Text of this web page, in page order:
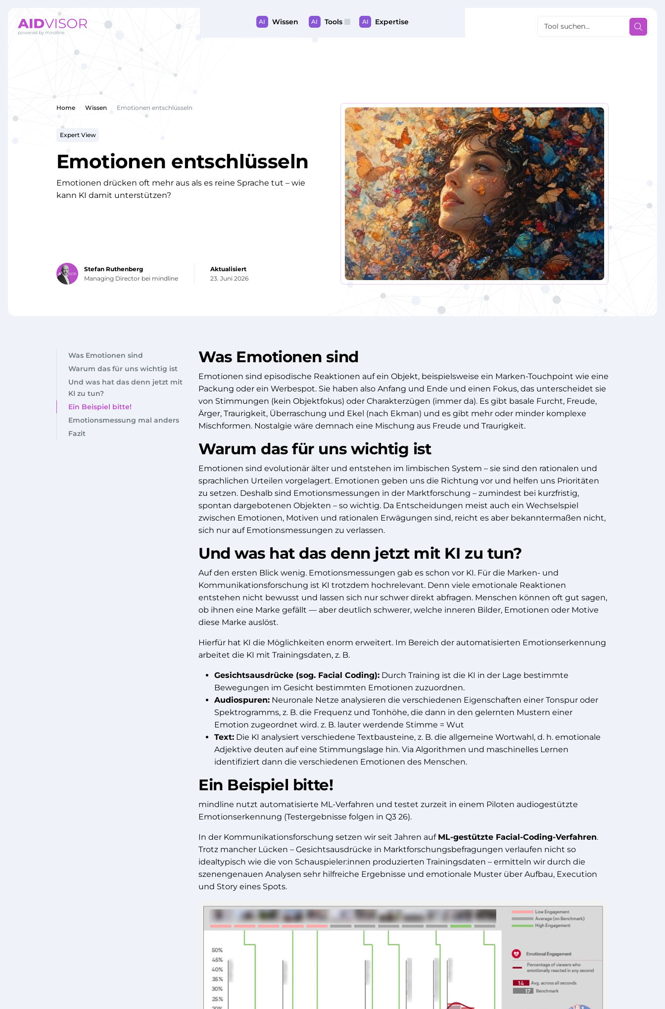
AI Wissen AI Tools AI Expertise
Home Wissen Emotionen entschlüsseln
Expert View
Emotionen entschlüsseln
Emotionen drücken oft mehr aus als es reine Sprache tut – wie
kann KI damit unterstützen?
Stefan Ruthenberg
Managing Director bei mindline
Aktualisiert
23. Juni 2026
Was Emotionen sind
Warum das für uns wichtig ist
Und was hat das denn jetzt mit
KI zu tun?
Ein Beispiel bitte!
Emotionsmessung mal anders
Fazit
Was Emotionen sind
Emotionen sind episodische Reaktionen auf ein Objekt, beispielsweise ein Marken-Touchpoint wie eine
Packung oder ein Werbespot. Sie haben also Anfang und Ende und einen Fokus, das unterscheidet sie
von Stimmungen (kein Objektfokus) oder Charakterzügen (immer da). Es gibt basale Furcht, Freude,
Ärger, Traurigkeit, Überraschung und Ekel (nach Ekman) und es gibt mehr oder minder komplexe
Mischformen. Nostalgie wäre demnach eine Mischung aus Freude und Traurigkeit.
Warum das für uns wichtig ist
Emotionen sind evolutionär älter und entstehen im limbischen System – sie sind den rationalen und
sprachlichen Urteilen vorgelagert. Emotionen geben uns die Richtung vor und helfen uns Prioritäten
zu setzen. Deshalb sind Emotionsmessungen in der Marktforschung – zumindest bei kurzfristig,
spontan dargebotenen Objekten – so wichtig. Da Entscheidungen meist auch ein Wechselspiel
zwischen Emotionen, Motiven und rationalen Erwägungen sind, reicht es aber bekanntermaßen nicht,
sich nur auf Emotionsmessungen zu verlassen.
Und was hat das denn jetzt mit KI zu tun?
Auf den ersten Blick wenig. Emotionsmessungen gab es schon vor KI. Für die Marken- und
Kommunikationsforschung ist KI trotzdem hochrelevant. Denn viele emotionale Reaktionen
entstehen nicht bewusst und lassen sich nur schwer direkt abfragen. Menschen können oft gut sagen,
ob ihnen eine Marke gefällt — aber deutlich schwerer, welche inneren Bilder, Emotionen oder Motive
diese Marke auslöst.
Hierfür hat KI die Möglichkeiten enorm erweitert. Im Bereich der automatisierten Emotionserkennung
arbeitet die KI mit Trainingsdaten, z. B.
Gesichtsausdrücke (sog. Facial Coding): Durch Training ist die KI in der Lage bestimmte
Bewegungen im Gesicht bestimmten Emotionen zuzuordnen.
Audiospuren: Neuronale Netze analysieren die verschiedenen Eigenschaften einer Tonspur oder
Spektrogramms, z. B. die Frequenz und Tonhöhe, die dann in den gelernten Mustern einer
Emotion zugeordnet wird. z. B. lauter werdende Stimme = Wut
Text: Die KI analysiert verschiedene Textbausteine, z. B. die allgemeine Wortwahl, d. h. emotionale
Adjektive deuten auf eine Stimmungslage hin. Via Algorithmen und maschinelles Lernen
identifiziert dann die verschiedenen Emotionen des Menschen.
Ein Beispiel bitte!
mindline nutzt automatisierte ML-Verfahren und testet zurzeit in einem Piloten audiogestützte
Emotionserkennung (Testergebnisse folgen in Q3 26).
In der Kommunikationsforschung setzen wir seit Jahren auf ML-gestützte Facial-Coding-Verfahren.
Trotz mancher Lücken – Gesichtsausdrücke in Marktforschungsbefragungen verlaufen nicht so
idealtypisch wie die von Schauspieler:innen produzierten Trainingsdaten – ermitteln wir durch die
szenengenauen Analysen sehr hilfreiche Ergebnisse und emotionale Muster über Aufbau, Execution
und Story eines Spots.